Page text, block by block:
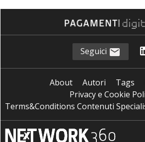
Seguici
About Autori Tags
Privacy e Cookie
Terms&Conditions Contenuti